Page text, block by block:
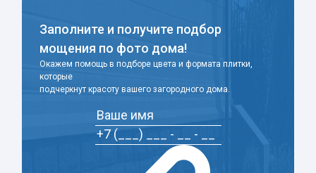
Заполните и получите подбор
мощения по фото дома!
Окажем помощь в подборе цвета и формата плитки,
которые
подчеркнут красоту вашего загородного дома.